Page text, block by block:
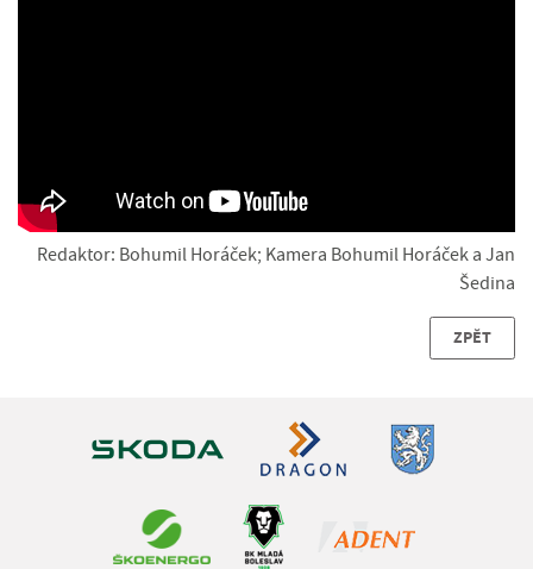
Redaktor: Bohumil Horáček; Kamera Bohumil Horáček a Jan
Šedina
ZPĚT